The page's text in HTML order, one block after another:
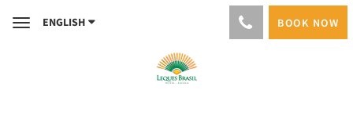
ToggleENGLISH BOOK NOW